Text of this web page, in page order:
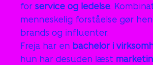
for service og ledelse.
menneskelig forståelse gør
brands og influenter.
Freja har en bachelor i
hun har desuden læst